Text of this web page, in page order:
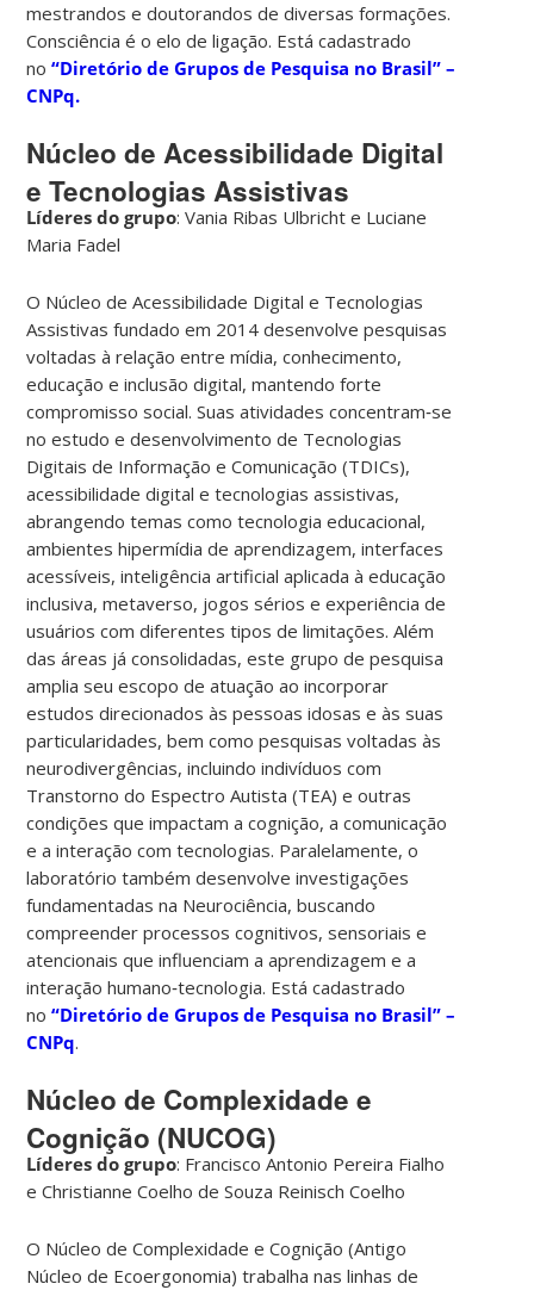
mestrandos e doutorandos de diversas formações.
Consciência é o elo de ligação. Está cadastrado
no“Diretório de Grupos de Pesquisa no Brasil” –
CNPq.
Núcleo de Acessibilidade Digital
e Tecnologias Assistivas
Líderes do grupo: Vania Ribas Ulbricht e Luciane
Maria Fadel
O Núcleo de Acessibilidade Digital e Tecnologias
Assistivas fundado em 2014 desenvolve pesquisas
voltadas à relação entre mídia, conhecimento,
educação e inclusão digital, mantendo forte
compromisso social. Suas atividades concentram‑se
no estudo e desenvolvimento de Tecnologias
Digitais de Informação e Comunicação (TDICs),
acessibilidade digital e tecnologias assistivas,
abrangendo temas como tecnologia educacional,
ambientes hipermídia de aprendizagem, interfaces
acessíveis, inteligência artificial aplicada à educação
inclusiva, metaverso, jogos sérios e experiência de
usuários com diferentes tipos de limitações. Além
das áreas já consolidadas, este grupo de pesquisa
amplia seu escopo de atuação ao incorporar
estudos direcionados às pessoas idosas e às suas
particularidades, bem como pesquisas voltadas às
neurodivergências, incluindo indivíduos com
Transtorno do Espectro Autista (TEA) e outras
condições que impactam a cognição, a comunicação
e a interação com tecnologias. Paralelamente, o
laboratório também desenvolve investigações
fundamentadas na Neurociência, buscando
compreender processos cognitivos, sensoriais e
atencionais que influenciam a aprendizagem e a
interação humano‑tecnologia. Está cadastrado
no“Diretório de Grupos de Pesquisa no Brasil” –
CNPq.
Núcleo de Complexidade e
Cognição (NUCOG)
Líderes do grupo: Francisco Antonio Pereira Fialho
e Christianne Coelho de Souza Reinisch Coelho
O Núcleo de Complexidade e Cognição (Antigo
Núcleo de Ecoergonomia) trabalha nas linhas de